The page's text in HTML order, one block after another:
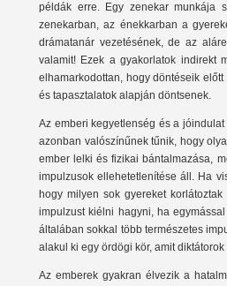
példák erre. Egy zenekar munkája
zenekarban, az énekkarban a
drámatanár vezetésének, de az
valamit! Ezek a gyakorlatok indirekt
elhamarkodottan, hogy döntéseik
és tapasztalatok alapján döntsenek.
Az emberi kegyetlenség és a
azonban valószínűnek tűnik, hogy
ember lelki és fizikai bántalmazása,
impulzusok ellehetetlenítése áll. Ha
hogy milyen sok gyereket
impulzust kiélni hagyni, ha
általában sokkal több természetes
alakul ki egy ördögi kör, amit
Az emberek gyakran élvezik a